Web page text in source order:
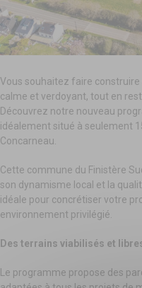
Vous souhaitez faire
calme et verdoyant, tout en
Découvrez notre nouveau
idéalement situé à seulement
Concarneau.
Cette commune du Finistère
son dynamisme local et la
idéale pour concrétiser votre
environnement privilégié.
Des terrains viabilisés et
Le programme propose des